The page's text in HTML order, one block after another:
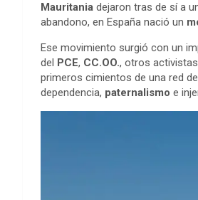
Mauritania dejaron tras de sí a
abandono, en España nació un
Ese movimiento surgió con un
del PCE, CC.OO., otros
primeros cimientos de una red
dependencia, paternalismo e